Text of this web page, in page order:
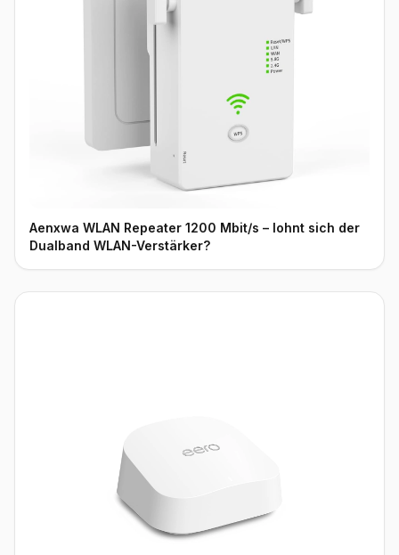
Aenxwa WLAN Repeater 1200 Mbit/s – lohnt sich der
Dualband WLAN-Verstärker?